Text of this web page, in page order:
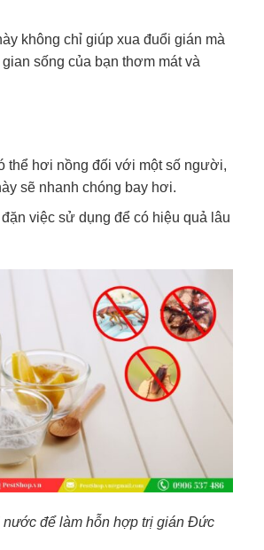
không chỉ giúp xua đuổi gián mà
sống của bạn thơm mát và
thể hơi nồng đối với một số người,
sẽ nhanh chóng bay hơi.
việc sử dụng để có hiệu quả lâu
nước để làm hỗn hợp trị gián Đức